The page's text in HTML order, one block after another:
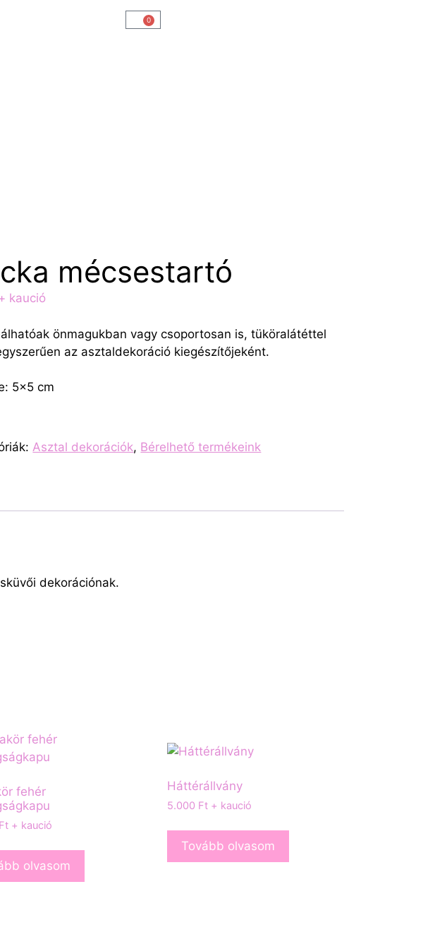
0
mécsestartó
kaució
önmagukban vagy csoportosan is, tüköralátéttel
az asztaldekoráció kiegészítőjeként.
5×5 cm
Asztal dekorációk, Bérelhető termékeink
dekorációnak.
fehér
Ft + kaució
olvasom
Háttérállvány
5.000 Ft+ kaució
Tovább olvasom